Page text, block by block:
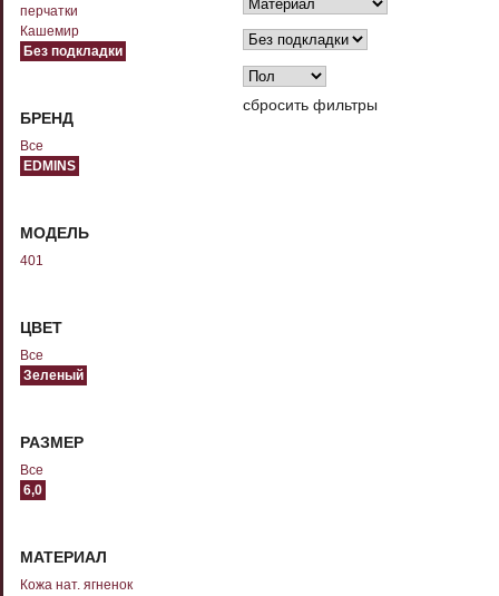
перчатки
Кашемир
Без подкладки
БРЕНД
Все
EDMINS
МОДЕЛЬ
401
ЦВЕТ
Все
Зеленый
РАЗМЕР
Все
6,0
МАТЕРИАЛ
Кожа нат. ягненок
сбросить фильтры